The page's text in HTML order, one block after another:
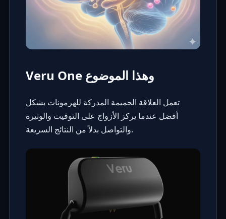
Veru One وهذا الموضوع
تعمل العلاقة الحميمة المدركة للهرمونات بشكل
أفضل عندما يركز الأزواج على التوقيت والوتيرة
والتواصل بدلاً من النتائج السريعة.